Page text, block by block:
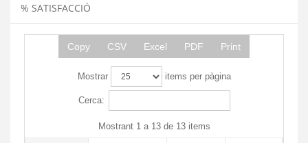
% SATISFACCIÓ
Copy CSV Excel PDF Print
Mostrar items per pàgina
Cerca:
Mostrant 1 a 13 de 13 items